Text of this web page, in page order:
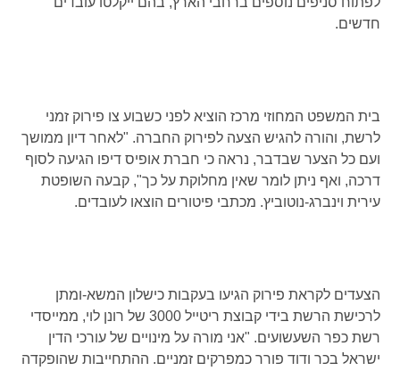
חדשים.
בית המשפט המחוזי מרכז הוציא לפני כשבוע צו פירוק זמני
לרשת, והורה להגיש הצעה לפירוק החברה. "לאחר דיון ממושך
ועם כל הצער שבדבר, נראה כי חברת אופיס דיפו הגיעה לסוף
דרכה, ואף ניתן לומר שאין מחלוקת על כך", קבעה השופטת
עירית וינברג-נוטוביץ. מכתבי פיטורים הוצאו לעובדים.
הצעדים לקראת פירוק הגיעו בעקבות כישלון המשא-ומתן
לרכישת הרשת בידי קבוצת ריטייל 3000 של רונן לוי, ממייסדי
רשת כפר השעשועים. "אני מורה על מינויים של עורכי הדין
ישראל בכר ודוד פורר כמפרקים זמניים. ההתחייבות שהופקדה